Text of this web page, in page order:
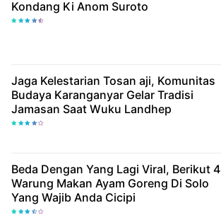
Kondang Ki Anom Suroto
Jaga Kelestarian Tosan aji, Komunitas
Budaya Karanganyar Gelar Tradisi
Jamasan Saat Wuku Landhep
Beda Dengan Yang Lagi Viral, Berikut 4
Warung Makan Ayam Goreng Di Solo
Yang Wajib Anda Cicipi